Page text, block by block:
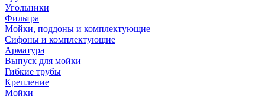
Угольники
Фильтра
Мойки, поддоны и комплектующие
Сифоны и комплектующие
Арматура
Выпуск для мойки
Гибкие трубы
Крепление
Мойки